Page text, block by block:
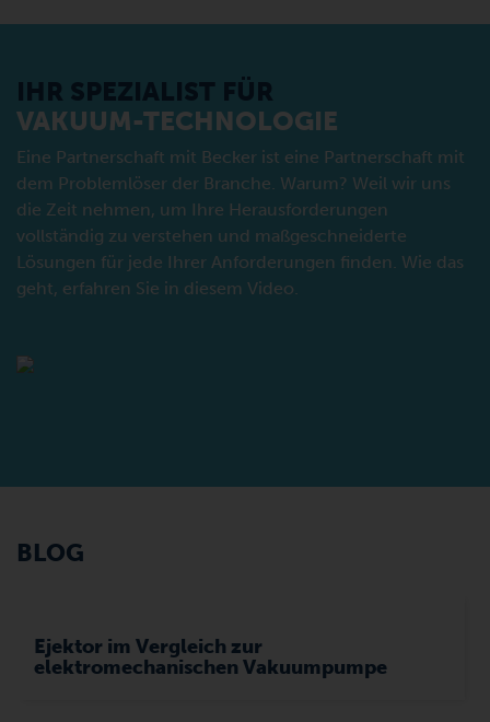
IHR SPEZIALIST FÜR
VAKUUM-TECHNOLOGIE
Eine Partnerschaft mit Becker ist eine Partnerschaft mit
dem Problemlöser der Branche. Warum? Weil wir uns
die Zeit nehmen, um Ihre Herausforderungen
vollständig zu verstehen und maßgeschneiderte
Lösungen für jede Ihrer Anforderungen finden. Wie das
geht, erfahren Sie in diesem Video.
BLOG
Ejektor im Vergleich zur
elektromechanischen Vakuumpumpe
KVT SERIE